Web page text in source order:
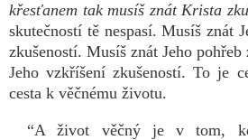
křesťanem tak musíš znát Krista
skutečností tě nespasí. Musíš znát
zkušeností. Musíš znát Jeho
Jeho vzkříšení zkušeností. To je
cesta k věčnému životu.
“A život věčný je v tom,